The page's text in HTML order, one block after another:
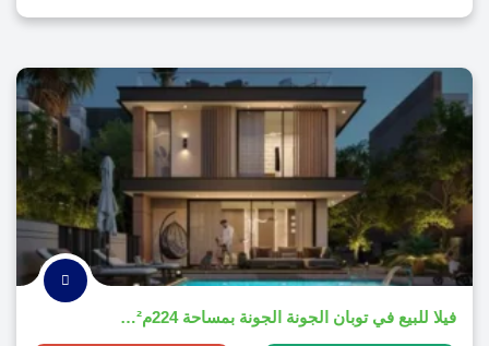
فيلا للبيع في توبان الجونة الجونة بمساحة 224م² ومقدم 206,850 دولار